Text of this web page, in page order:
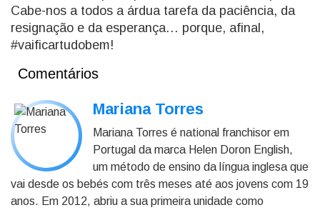
Cabe-nos a todos a árdua tarefa da paciência, da
resignação e da esperança… porque, afinal,
#vaificartudobem!
Comentários
Mariana Torres
Mariana Torres é national franchisor em
Portugal da marca Helen Doron English,
um método de ensino da língua inglesa que
vai desde os bebés com três meses até aos jovens com 19
anos. Em 2012, abriu a sua primeira unidade como